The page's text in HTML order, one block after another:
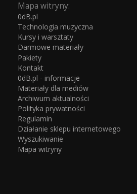
Mapa witryny:
0dB.pl
Technologia muzyczna
Kursy i warsztaty
Darmowe materiały
Pakiety
Kontakt
0dB.pl - informacje
Materiały dla mediów
Archiwum aktualności
Polityka prywatności
Regulamin
Działanie sklepu internetowego
Wyszukiwanie
Mapa witryny